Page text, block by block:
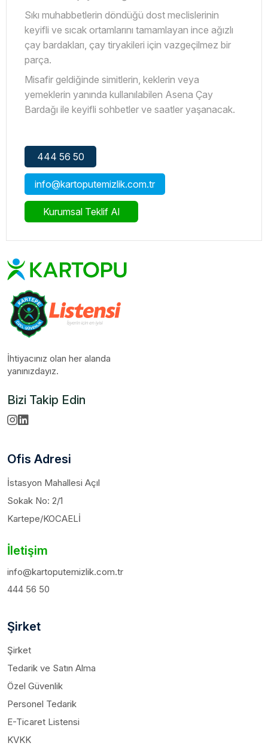
Sıkı muhabbetlerin döndüğü dost meclislerinin
keyifli ve sıcak ortamlarını tamamlayan ince ağızlı
çay bardakları, çay tiryakileri için vazgeçilmez bir
parça.
Misafir geldiğinde simitlerin, keklerin veya
yemeklerin yanında kullanılabilen Asena Çay
Bardağı ile keyifli sohbetler ve saatler yaşanacak.
444 56 50
info@kartoputemizlik.com.tr
Kurumsal Teklif Al
İhtiyacınız olan her alanda
yanınızdayız.
Bizi Takip Edin
Ofis Adresi
İstasyon Mahallesi Açıl
Sokak No: 2/1
Kartepe/KOCAELİ
İletişim
info@kartoputemizlik.com.tr
444 56 50
Şirket
Şirket
Tedarik ve Satın Alma
Özel Güvenlik
Personel Tedarik
E-Ticaret Listensi
KVKK